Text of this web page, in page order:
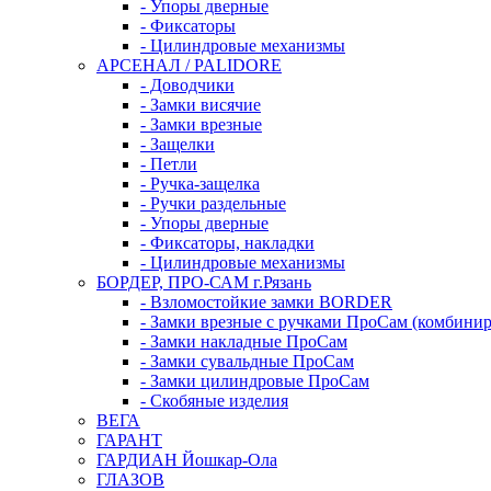
- Упоры дверные
- Фиксаторы
- Цилиндровые механизмы
АРСЕНАЛ / PALIDORE
- Доводчики
- Замки висячие
- Замки врезные
- Защелки
- Петли
- Ручка-защелка
- Ручки раздельные
- Упоры дверные
- Фиксаторы, накладки
- Цилиндровые механизмы
БОРДЕР, ПРО-САМ г.Рязань
- Взломостойкие замки BORDER
- Замки врезные с ручками ПроСам
- Замки накладные ПроСам
- Замки сувальдные ПроСам
- Замки цилиндровые ПроСам
- Скобяные изделия
ВЕГА
ГАРАНТ
ГАРДИАН Йошкар-Ола
ГЛАЗОВ